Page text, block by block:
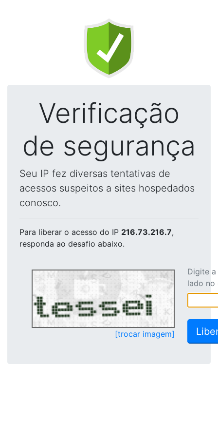
Verificação
de segurança
Seu IP fez diversas tentativas de
acessos suspeitos a sites hospedados
conosco.
Para liberar o acesso do IP 216.73.216.7,
responda ao desafio abaixo.
[trocar imagem]
Digite
lado no